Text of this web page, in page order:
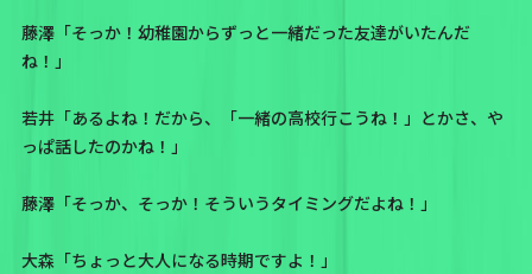
藤澤「そっか！幼稚園からずっと一緒だった友達がいたんだ
ね！」
若井「あるよね！だから、「一緒の高校行こうね！」とかさ、や
っぱ話したのかね！」
藤澤「そっか、そっか！そういうタイミングだよね！」
大森「ちょっと大人になる時期ですよ！」